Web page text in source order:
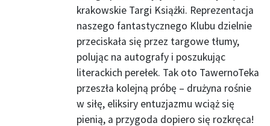
krakowskie Targi Książki. Reprezentacja
naszego fantastycznego Klubu dzielnie
przeciskała się przez targowe tłumy,
polując na autografy i poszukując
literackich perełek. Tak oto TawernoTeka
przeszła kolejną próbę – drużyna rośnie
w siłę, eliksiry entuzjazmu wciąż się
pienią, a przygoda dopiero się rozkręca!